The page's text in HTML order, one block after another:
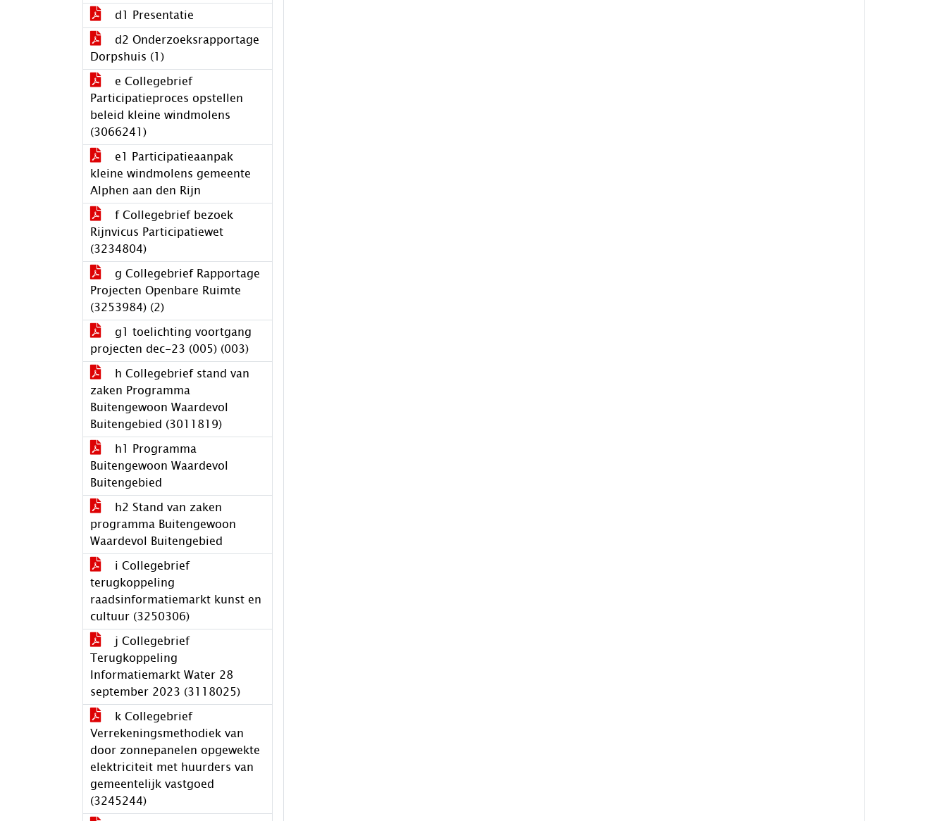
d1 Presentatie
d2 Onderzoeksrapportage
Dorpshuis (1)
e Collegebrief
Participatieproces opstellen
beleid kleine windmolens
(3066241)
e1 Participatieaanpak
kleine windmolens gemeente
Alphen aan den Rijn
f Collegebrief bezoek
Rijnvicus Participatiewet
(3234804)
g Collegebrief Rapportage
Projecten Openbare Ruimte
(3253984) (2)
g1 toelichting voortgang
projecten dec-23 (005) (003)
h Collegebrief stand van
zaken Programma
Buitengewoon Waardevol
Buitengebied (3011819)
h1 Programma
Buitengewoon Waardevol
Buitengebied
h2 Stand van zaken
programma Buitengewoon
Waardevol Buitengebied
i Collegebrief
terugkoppeling
raadsinformatiemarkt kunst en
cultuur (3250306)
j Collegebrief
Terugkoppeling
Informatiemarkt Water 28
september 2023 (3118025)
k Collegebrief
Verrekeningsmethodiek van
door zonnepanelen opgewekte
elektriciteit met huurders van
gemeentelijk vastgoed
(3245244)